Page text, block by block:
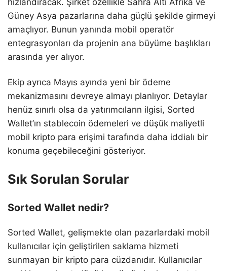
hızlandıracak. Şirket özellikle Sahra Altı Afrika ve
Güney Asya pazarlarına daha güçlü şekilde girmeyi
amaçlıyor. Bunun yanında mobil operatör
entegrasyonları da projenin ana büyüme başlıkları
arasında yer alıyor.
Ekip ayrıca Mayıs ayında yeni bir ödeme
mekanizmasını devreye almayı planlıyor. Detaylar
henüz sınırlı olsa da yatırımcıların ilgisi, Sorted
Wallet’ın stablecoin ödemeleri ve düşük maliyetli
mobil kripto para erişimi tarafında daha iddialı bir
konuma geçebileceğini gösteriyor.
Sık Sorulan Sorular
Sorted Wallet nedir?
Sorted Wallet, gelişmekte olan pazarlardaki mobil
kullanıcılar için geliştirilen saklama hizmeti
sunmayan bir kripto para cüzdanıdır. Kullanıcılar